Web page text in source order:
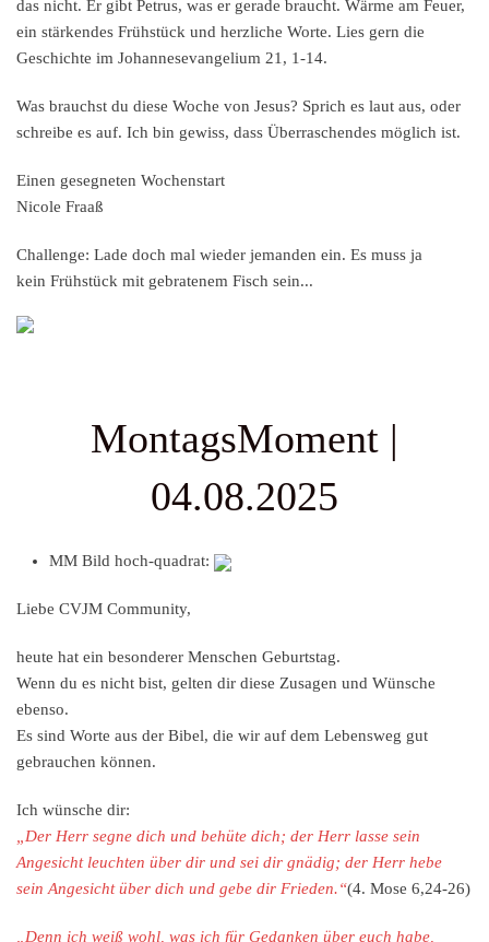
das nicht. Er gibt Petrus, was er gerade braucht. Wärme am Feuer,
ein stärkendes Frühstück und herzliche Worte. Lies gern die
Geschichte im Johannesevangelium 21, 1-14.
Was brauchst du diese Woche von Jesus? Sprich es laut aus, oder
schreibe es auf. Ich bin gewiss, dass Überraschendes möglich ist.
Einen gesegneten Wochenstart
Nicole Fraaß
Challenge: Lade doch mal wieder jemanden ein. Es muss ja
kein Frühstück mit gebratenem Fisch sein...
MontagsMoment |
04.08.2025
MM Bild hoch-quadrat:
Liebe CVJM Community,
heute hat ein besonderer Menschen Geburtstag.
Wenn du es nicht bist, gelten dir diese Zusagen und Wünsche
ebenso.
Es sind Worte aus der Bibel, die wir auf dem Lebensweg gut
gebrauchen können.
Ich wünsche dir:
„Der Herr segne dich und behüte dich; der Herr lasse sein
Angesicht leuchten über dir und sei dir gnädig; der Herr hebe
sein Angesicht über dich und gebe dir Frieden.“(4. Mose 6,24-26)
„Denn ich weiß wohl, was ich für Gedanken über euch habe,